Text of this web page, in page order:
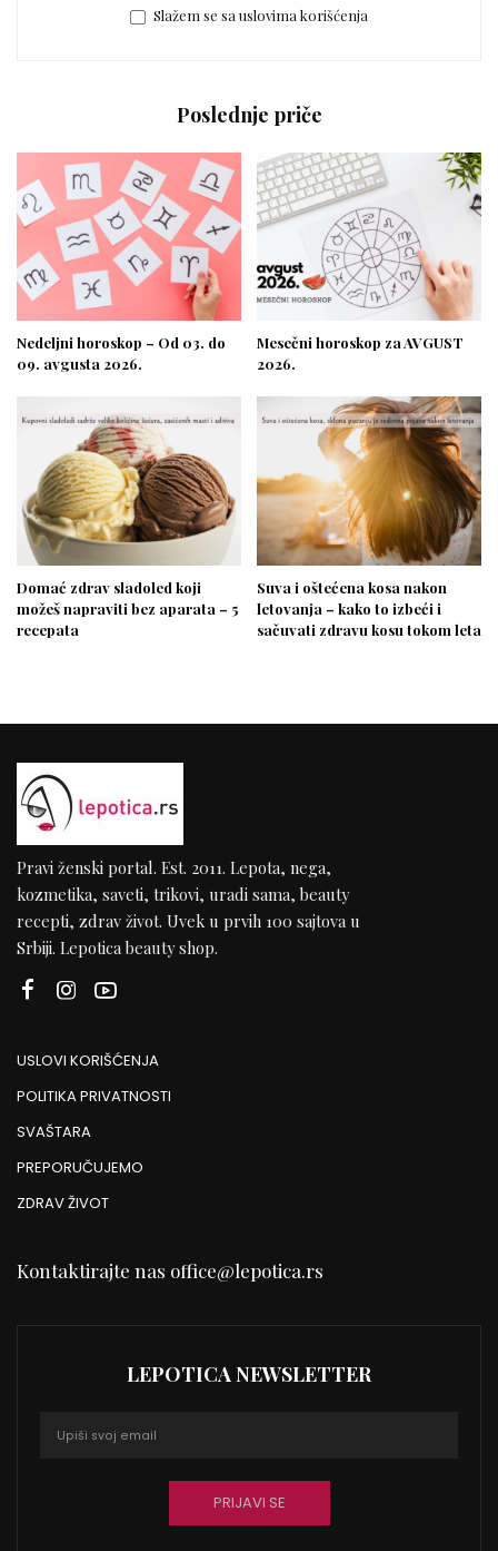
Slažem se sa uslovima korišćenja
Poslednje priče
Nedeljni horoskop – Od 03. do
09. avgusta 2026.
Mesečni horoskop za AVGUST
2026.
Domać zdrav sladoled koji
možeš napraviti bez aparata – 5
recepata
Suva i oštećena kosa nakon
letovanja – kako to izbeći i
sačuvati zdravu kosu tokom leta
Pravi ženski portal. Est. 2011. Lepota, nega,
kozmetika, saveti, trikovi, uradi sama, beauty
recepti, zdrav život. Uvek u prvih 100 sajtova u
Srbiji. Lepotica beauty shop.
USLOVI KORIŠĆENJA
POLITIKA PRIVATNOSTI
SVAŠTARA
PREPORUČUJEMO
ZDRAV ŽIVOT
Kontaktirajte nas office@lepotica.rs
LEPOTICA NEWSLETTER